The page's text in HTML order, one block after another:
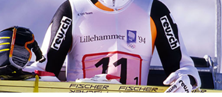
知る学ぶ
ニュース
＃高齢者スポーツ ＃差別とダイバーシティ
調査・研究
スポーツライフ・データ